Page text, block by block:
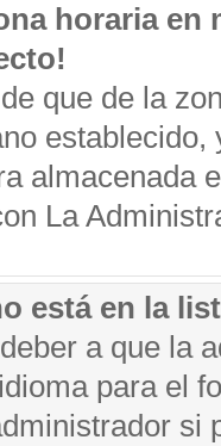
horaria
que de la
almacenada
La
está en la
a que la
para el
si